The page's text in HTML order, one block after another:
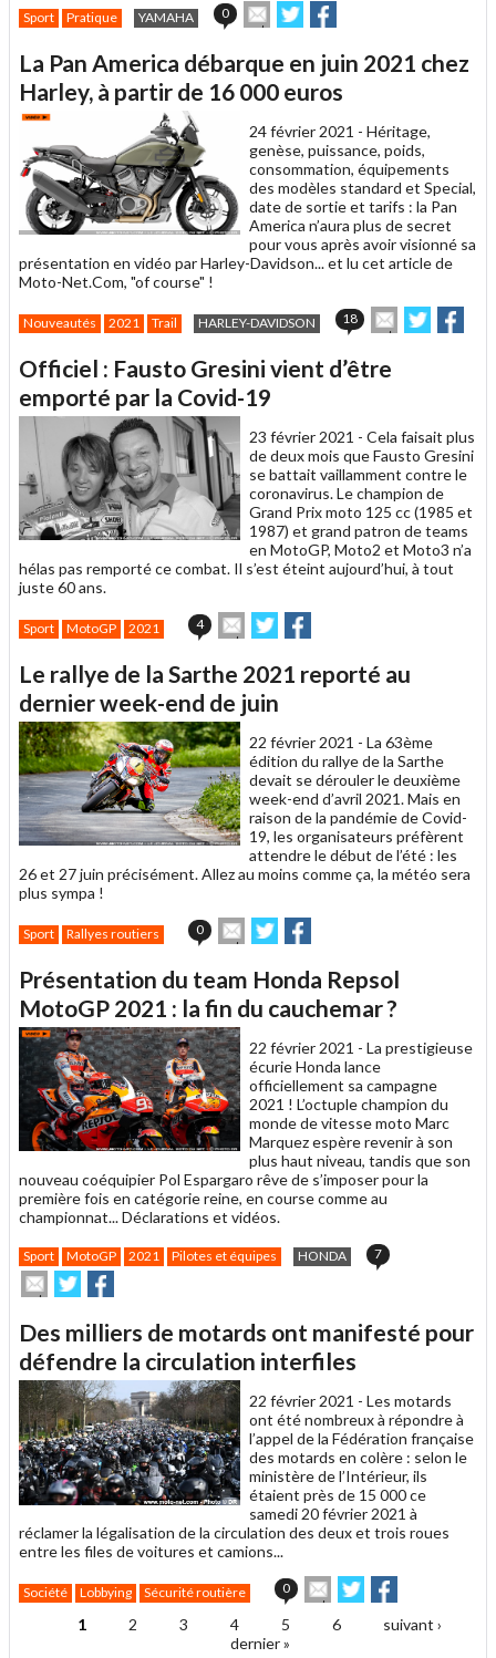
Sport Pratique YAMAHA 0
Envoyer
cet
à
un
ami
Partager
sur sur
La Pan America débarque en juin 2021 chez
Harley, à partir de 16 000 euros
24 février 2021 - Héritage,
genèse, puissance, poids,
consommation, équipements
des modèles standard et Special,
date de sortie et tarifs : la Pan
America n’aura plus de secret
pour vous après avoir visionné sa
présentation en vidéo par Harley-Davidson... et lu cet article de
Moto-Net.Com, "of course" !
Nouveautés 2021 Trail HARLEY-DAVIDSON 18
Envoyer
cet
à
Partager
sur sur
Officiel : Fausto Gresini vient d’être
emporté par la Covid-19
23 février 2021 - Cela faisait plus
de deux mois que Fausto Gresini
se battait vaillamment contre le
coronavirus. Le champion de
Grand Prix moto 125 cc (1985 et
1987) et grand patron de teams
en MotoGP, Moto2 et Moto3 n’a
hélas pas remporté ce combat. Il s’est éteint aujourd’hui, à tout
juste 60 ans.
Sport MotoGP 2021 4
Envoyer
cet
à
un
ami
Partager
sur sur
Le rallye de la Sarthe 2021 reporté au
dernier week-end de juin
22 février 2021 - La 63ème
édition du rallye de la Sarthe
devait se dérouler le deuxième
week-end d’avril 2021. Mais en
raison de la pandémie de Covid-
19, les organisateurs préfèrent
attendre le début de l’été : les
26 et 27 juin précisément. Allez au moins comme ça, la météo sera
plus sympa !
Sport Rallyes routiers 0
Envoyer
cet
à
un
ami
Partager
sur sur
Présentation du team Honda Repsol
MotoGP 2021 : la fin du cauchemar ?
22 février 2021 - La prestigieuse
écurie Honda lance
officiellement sa campagne
2021 ! L’octuple champion du
monde de vitesse moto Marc
Marquez espère revenir à son
plus haut niveau, tandis que son
nouveau coéquipier Pol Espargaro rêve de s’imposer pour la
première fois en catégorie reine, en course comme au
championnat... Déclarations et vidéos.
Sport MotoGP 2021 Pilotes et équipes HONDA 7
Envoyer
cet
à
un
ami
Partager
sur
sur
Des milliers de motards ont manifesté pour
défendre la circulation interfiles
22 février 2021 - Les motards
ont été nombreux à répondre à
l’appel de la Fédération française
des motards en colère : selon le
ministère de l’Intérieur, ils
étaient près de 15 000 ce
samedi 20 février 2021 à
réclamer la légalisation de la circulation des deux et trois roues
entre les files de voitures et camions...
Société Lobbying Sécurité routière 0
Envoyer
cet
article
Partager
sur
Twitter
sur
Facebook
Pages1 2 3 4 5 6
suivant ›
dernier »